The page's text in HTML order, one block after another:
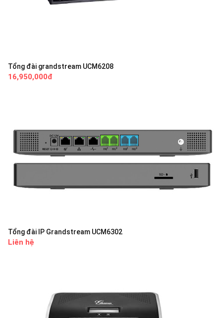
Tổng đài grandstream UCM6208
16,950,000đ
Tổng đài IP Grandstream UCM6302
Liên hệ